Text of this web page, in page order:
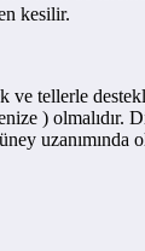
kesilir.
ve tellerle
)
uzanımında